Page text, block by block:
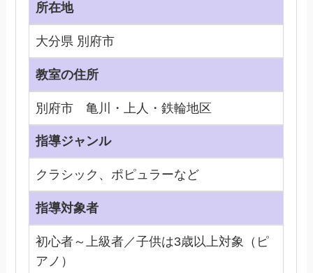
所在地
大分県 別府市
教室の住所
別府市 亀川・上人・鉄輪地区
指導ジャンル
クラシック、ポピュラーなど
指導対象者
初心者～上級者／子供は3歳以上対象（ピ
アノ）